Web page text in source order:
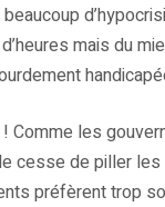
mais du
Comme les
cesse de piller
préfèrent trop